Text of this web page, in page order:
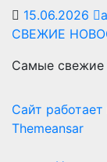
15.06.2026
СВЕЖИЕ
Самые свежие
Сайт
Themeansar